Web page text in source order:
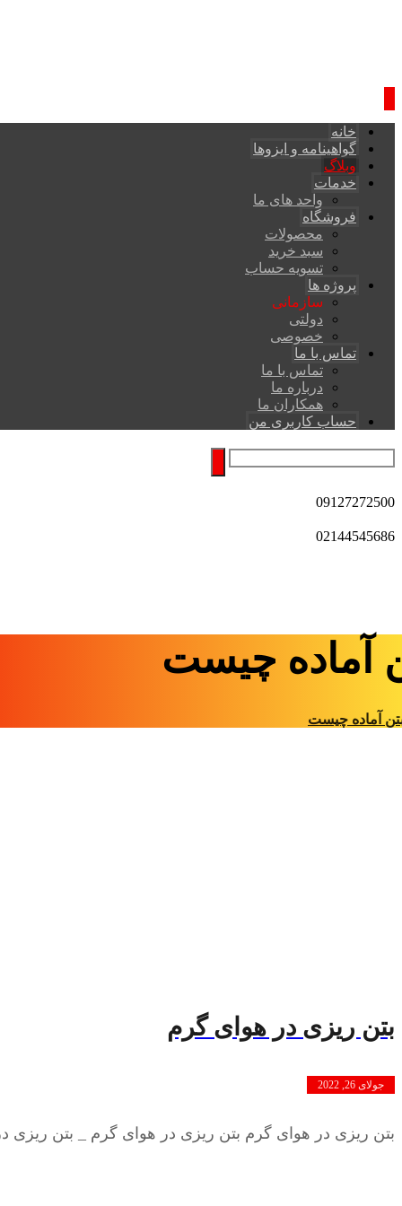
خانه
گواهینامه و ایزوها
وبلاگ
خدمات
واحد های ما
فروشگاه
محصولات
سبد خرید
تسویه حساب
پروژه ها
سازمانی
دولتی
خصوصی
تماس با ما
تماس با ما
درباره ما
همکاران ما
حساب کاربری من
09127272500
02144545686
آماده چیست
آماده چیست
بتن ریزی در هوای گرم
جولای 26, 2022
بتن ریزی در هوای گرم بتن ریزی در هوای گرم _ بتن ریزی